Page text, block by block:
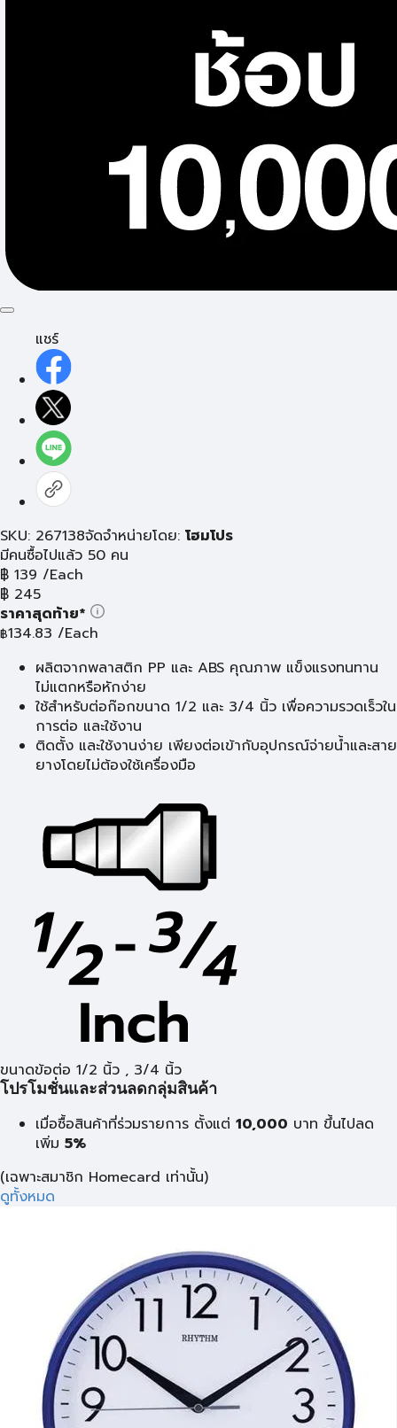
แชร์
SKU: 267138จัดจำหน่ายโดย: โฮมโปร
มีคนซื้อไปแล้ว 50 คน
฿ 139 /Each
฿ 245
ราคาสุดท้าย*
฿134.83 /Each
ผลิตจากพลาสติก PP และ ABS คุณภาพ แข็งแรงทนทาน
ไม่แตกหรือหักง่าย
ใช้สำหรับต่อก๊อกขนาด 1/2 และ 3/4 นิ้ว เพื่อความรวดเร็วใน
การต่อ และใช้งาน
ติดตั้ง และใช้งานง่าย เพียงต่อเข้ากับอุปกรณ์จ่ายน้ำและสาย
ยางโดยไม่ต้องใช้เครื่องมือ
ขนาดข้อต่อ 1/2 นิ้ว , 3/4 นิ้ว
โปรโมชั่นและส่วนลดกลุ่มสินค้า
เมื่อซื้อสินค้าที่ร่วมรายการ ตั้งแต่ 10,000 บาท ขึ้นไปลด
เพิ่ม 5%
(เฉพาะสมาชิก Homecard เท่านั้น)
ดูทั้งหมด